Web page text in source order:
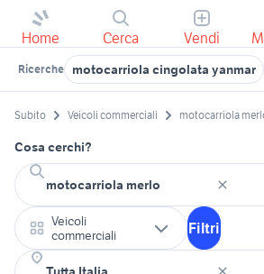
Home Cerca Vendi
Ricerche motocarriola cingolata yanmar
Subito Veicoli commerciali motocarriola
Cosa cerchi?
Veicoli
commerciali
Filtri